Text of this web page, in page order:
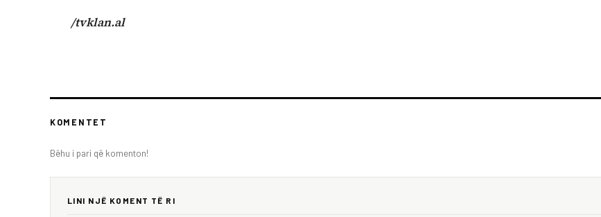
/tvklan.al
KOMENTET
Bëhu i pari që komenton!
LINI NJË KOMENT TË RI